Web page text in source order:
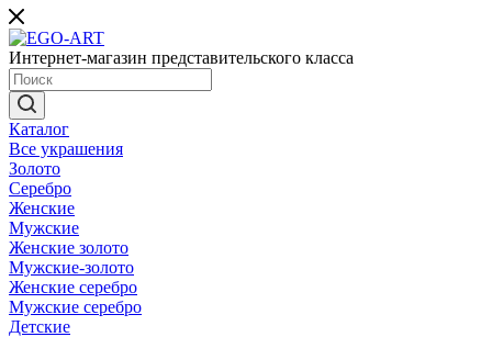
Интернет-магазин представительского класса
Каталог
Все украшения
Золото
Серебро
Женские
Мужские
Женские золото
Мужские-золото
Женские серебро
Мужские серебро
Детские